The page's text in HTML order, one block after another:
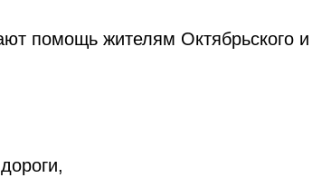
помощь жителям Октябрьского и